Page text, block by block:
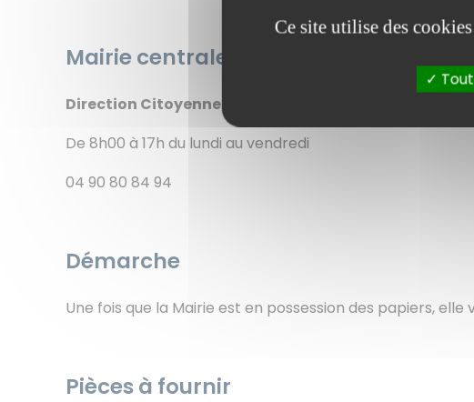
Mairie centrale
Direction Citoyenneté - Bureau des affaires
De 8h00 à 17h du lundi au vendredi
04 90 80 84 94
Démarche
Une fois que la Mairie est en possession des papiers,
Pièces à fournir
Ce site utilise des